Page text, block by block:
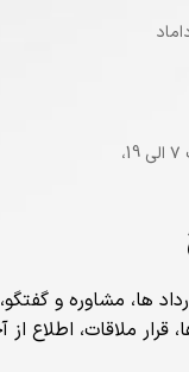
ها، مشاوره و
قرار ملاقات، اطلاع